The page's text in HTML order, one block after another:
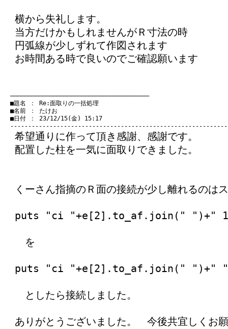
横から失礼します。
当方だけかもしれませんがＲ寸法の時
円弧線が少しずれて作図されます
お時間ある時で良いのでご確認願います
───────────────────────────────────────
■題名 ： Re:面取りの一括処理
■名前 ： たけお
■日付 ： 23/12/15(金) 15:17
希望通りに作って頂き感謝、感謝です。
配置した柱を一気に面取りできました。
くーさん指摘のＲ面の接続が少し離れるのは
puts "ci "+e[2].to_af.join(" ")+"
を
puts "ci "+e[2].to_af.join(" ")+"
としたら接続しました。
ありがとうございました。 今後共宜しくお